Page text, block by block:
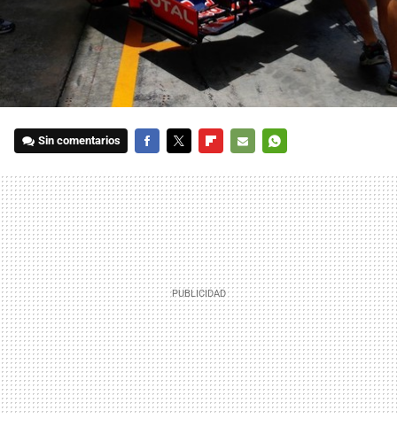
Sin comentarios
MAIL